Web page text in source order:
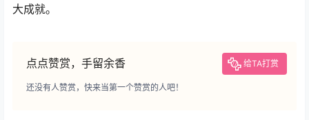
大成就。
点点赞赏，手留余香 给TA打赏
还没有人赞赏，快来当第一个赞赏的人吧！